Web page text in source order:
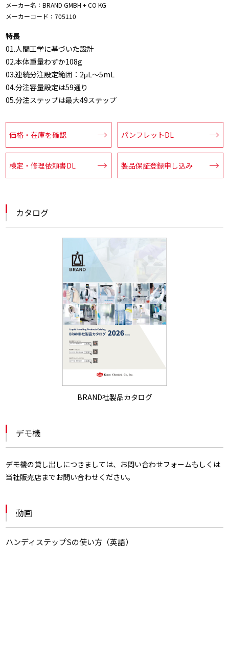
メーカー名：BRAND GMBH + CO KG
メーカーコード：705110
特長
01.人間工学に基づいた設計
02.本体重量わずか108g
03.連続分注設定範囲：2μL～5mL
04.分注容量設定は59通り
05.分注ステップは最大49ステップ
価格・在庫を確認 パンフレットDL
検定・修理依頼書DL 製品保証登録申し込み
カタログ
BRAND社製品カタログ
デモ機
デモ機の貸し出しにつきましては、お問い合わせフォームもしくは
当社販売店までお問い合わせください。
動画
ハンディステップSの使い方（英語）